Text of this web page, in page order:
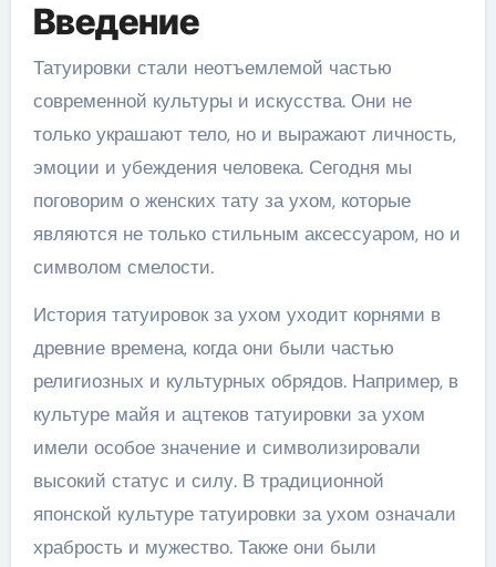
Введение
Татуировки стали неотъемлемой частью
современной культуры и искусства. Они не
только украшают тело, но и выражают личность,
эмоции и убеждения человека. Сегодня мы
поговорим о женских тату за ухом, которые
являются не только стильным аксессуаром, но и
символом смелости.
История татуировок за ухом уходит корнями в
древние времена, когда они были частью
религиозных и культурных обрядов. Например, в
культуре майя и ацтеков татуировки за ухом
имели особое значение и символизировали
высокий статус и силу. В традиционной
японской культуре татуировки за ухом означали
храбрость и мужество. Также они были